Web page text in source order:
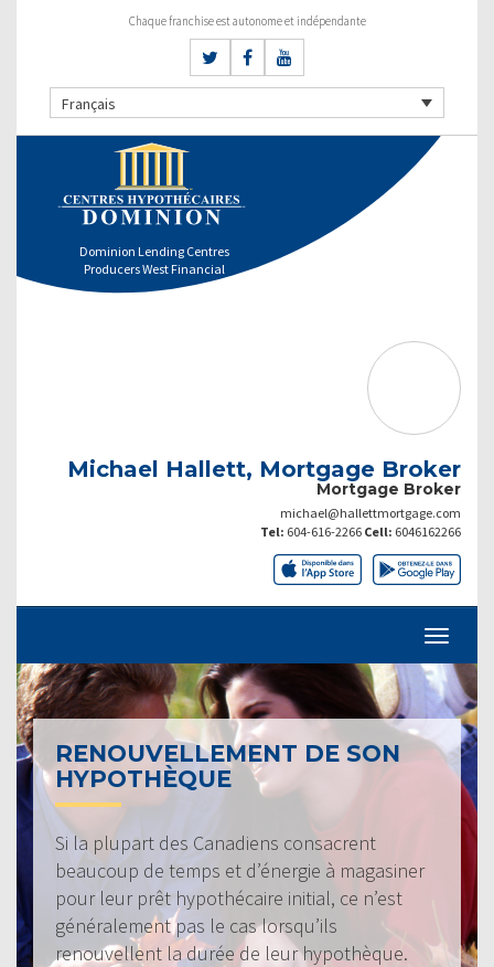
Chaque franchise est autonome et indépendante
Français
Dominion Lending Centres
Producers West Financial
Michael Hallett, Mortgage Broker
Mortgage Broker
michael@hallettmortgage.com
Tel: 604-616-2266 Cell: 6046162266
RENOUVELLEMENT DE SON
HYPOTHÈQUE
Si la plupart des Canadiens consacrent
beaucoup de temps et d’énergie à magasiner
pour leur prêt hypothécaire initial, ce n’est
généralement pas le cas lorsqu’ils
renouvellent la durée de leur hypothèque.